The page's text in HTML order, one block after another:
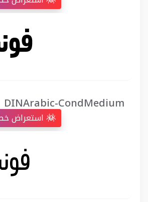
DINArabic-CondMedium